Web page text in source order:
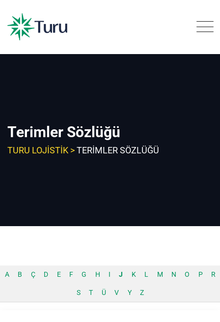
content
Terimler Sözlüğü
TURU LOJISTIK >TERIMLER SÖZLÜĞÜ
A B Ç D E F G H I J K L M N O P R
S T Ü V Y Z